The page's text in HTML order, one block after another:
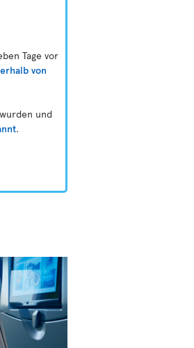
Tage vor
von
und
.